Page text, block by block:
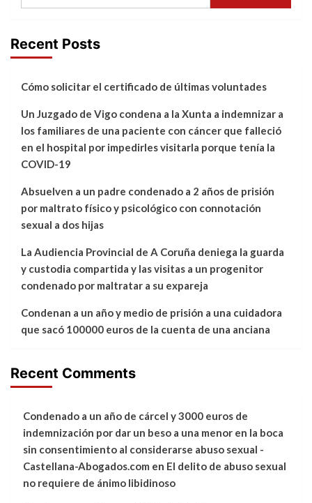
Recent Posts
Cómo solicitar el certificado de últimas voluntades
Un Juzgado de Vigo condena a la Xunta a indemnizar a
los familiares de una paciente con cáncer que falleció
en el hospital por impedirles visitarla porque tenía la
COVID-19
Absuelven a un padre condenado a 2 años de prisión
por maltrato físico y psicológico con connotación
sexual a dos hijas
La Audiencia Provincial de A Coruña deniega la guarda
y custodia compartida y las visitas a un progenitor
condenado por maltratar a su expareja
Condenan a un año y medio de prisión a una cuidadora
que sacó 100000 euros de la cuenta de una anciana
Recent Comments
Condenado a un año de cárcel y 3000 euros de
indemnización por dar un beso a una menor en la boca
sin consentimiento al considerarse abuso sexual -
Castellana-Abogados.com en El delito de abuso sexual
no requiere de ánimo libidinoso